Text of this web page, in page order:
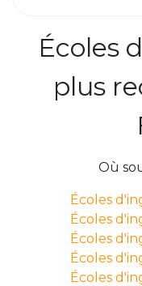
Écoles
plus
Où
Écoles
Écoles
Écoles
Écoles
Écoles